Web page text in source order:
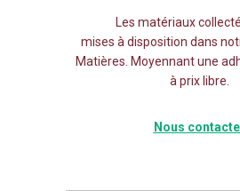
Les matériaux
mises à disposition dans
Matières. Moyennant une
à prix libre.
Nous